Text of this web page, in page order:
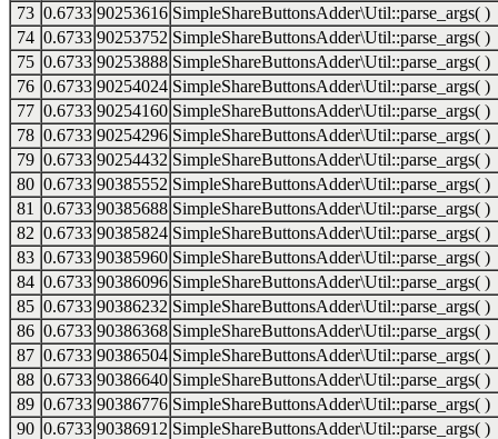
73 0.6733 90253616 SimpleShareButtonsAdder\Util::parse_args( )
74 0.6733 90253752 SimpleShareButtonsAdder\Util::parse_args( )
75 0.6733 90253888 SimpleShareButtonsAdder\Util::parse_args( )
76 0.6733 90254024 SimpleShareButtonsAdder\Util::parse_args( )
77 0.6733 90254160 SimpleShareButtonsAdder\Util::parse_args( )
78 0.6733 90254296 SimpleShareButtonsAdder\Util::parse_args( )
79 0.6733 90254432 SimpleShareButtonsAdder\Util::parse_args( )
80 0.6733 90385552 SimpleShareButtonsAdder\Util::parse_args( )
81
0.6733 90385688 SimpleShareButtonsAdder\Util::parse_args( )
82 0.6733 90385824 SimpleShareButtonsAdder\Util::parse_args( )
83 0.6733 90385960 SimpleShareButtonsAdder\Util::parse_args( )
84 0.6733 90386096 SimpleShareButtonsAdder\Util::parse_args( )
85 0.6733 90386232 SimpleShareButtonsAdder\Util::parse_args( )
86 0.6733 90386368 SimpleShareButtonsAdder\Util::parse_args( )
87 0.6733 90386504 SimpleShareButtonsAdder\Util::parse_args( )
88 0.6733 90386640 SimpleShareButtonsAdder\Util::parse_args( )
89 0.6733 90386776 SimpleShareButtonsAdder\Util::parse_args( )
90 0.6733 90386912 SimpleShareButtonsAdder\Util::parse_args( )